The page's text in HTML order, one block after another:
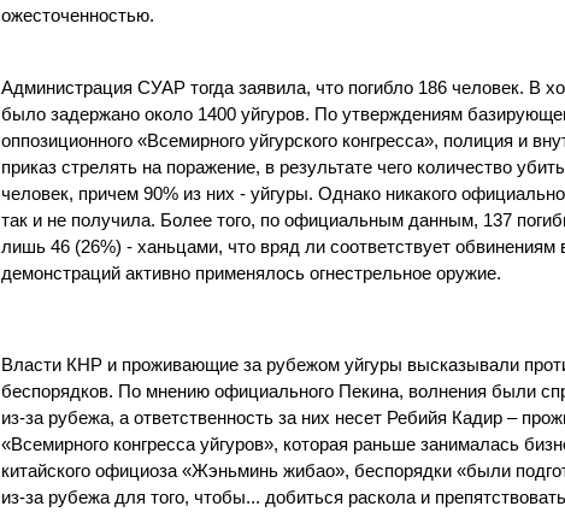
ожесточенностью.
Администрация СУАР тогда заявила, что погибло 186 человек. В
было задержано около 1400 уйгуров. По утверждениям
оппозиционного «Всемирного уйгурского конгресса», полиция и
приказ стрелять на поражение, в результате чего количество
человек, причем 90% из них - уйгуры. Однако никакого
так и не получила. Более того, по официальным данным, 137
лишь 46 (26%) - ханьцами, что вряд ли соответствует обвинениям
демонстраций активно применялось огнестрельное оружие.
Власти КНР и проживающие за рубежом уйгуры высказывали
беспорядков. По мнению официального Пекина, волнения были
из-за рубежа, а ответственность за них несет Ребийя Кадир –
«Всемирного конгресса уйгуров», которая раньше занималась
китайского официоза «Жэньминь жибао», беспорядки «были
из-за рубежа для того, чтобы... добиться раскола и